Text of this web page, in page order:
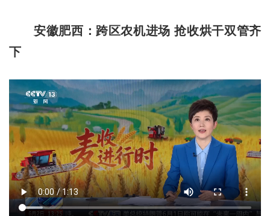
安徽肥西：跨区农机进场 抢收烘干双管齐
下